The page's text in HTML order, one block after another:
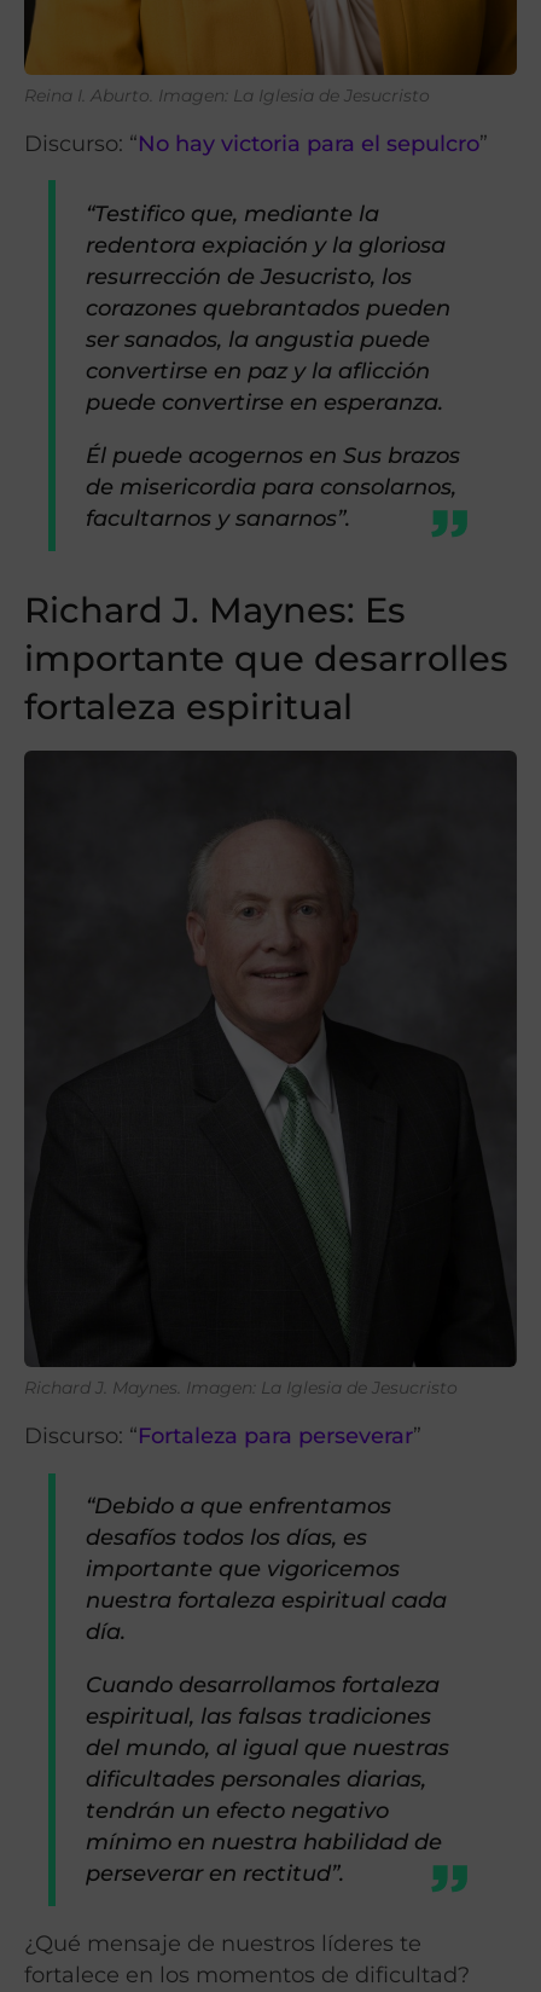
Reina I. Aburto. Imagen: La Iglesia de Jesucristo
Discurso: “No hay victoria para el sepulcro”
“Testifico que, mediante la
redentora expiación y la gloriosa
resurrección de Jesucristo, los
corazones quebrantados pueden
ser sanados, la angustia puede
convertirse en paz y la aflicción
puede convertirse en esperanza.
Él puede acogernos en Sus brazos
de misericordia para consolarnos,
facultarnos y sanarnos”.
Richard J. Maynes: Es
importante que desarrolles
fortaleza espiritual
Richard J. Maynes. Imagen: La Iglesia de Jesucristo
Discurso: “Fortaleza para perseverar”
“Debido a que enfrentamos
desafíos todos los días, es
importante que vigoricemos
nuestra fortaleza espiritual cada
día.
Cuando desarrollamos fortaleza
espiritual, las falsas tradiciones
del mundo, al igual que nuestras
dificultades personales diarias,
tendrán un efecto negativo
mínimo en nuestra habilidad de
perseverar en rectitud”.
¿Qué mensaje de nuestros líderes te
fortalece en los momentos de dificultad?